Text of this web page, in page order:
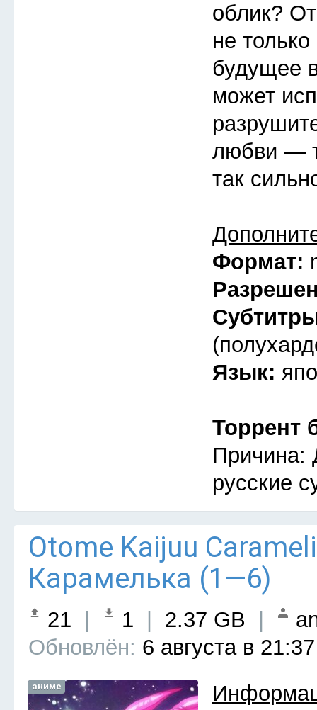
облик?
не
будущее
может
любви —
так
Формат:
Язык:
Торрент
Причина:
русские
Otome Kaijuu
Карамелька (1—6)
21 1 2.37 GB
Обновлён: 6 августа в 21:37
аниме